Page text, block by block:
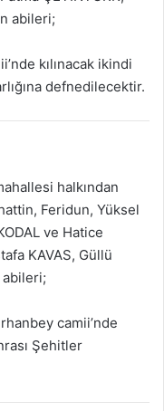
abileri;
kılınacak ikindi
defnedilecektir.
halkından
Feridun, Yüksel
ve Hatice
KAVAS, Güllü
abileri;
camii’nde
Şehitler